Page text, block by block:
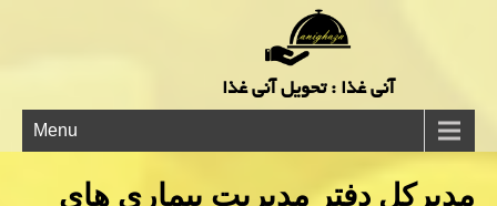
آنی غذا : تحویل آنی غذا
Menu
مدیركل دفتر مدیریت بیماری های